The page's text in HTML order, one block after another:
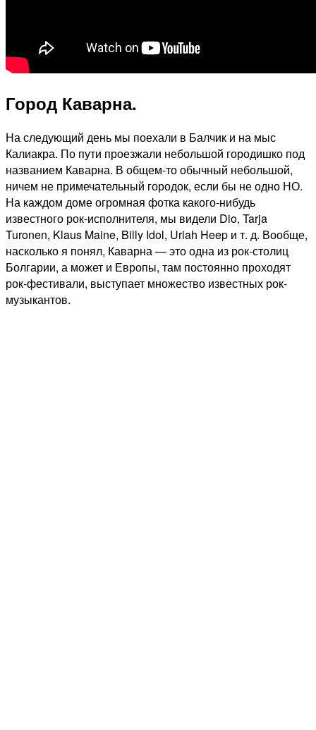
Город Каварна.
На следующий день мы поехали в Балчик и на мыс
Калиакра. По пути проезжали небольшой городишко под
названием Каварна. В общем-то обычный небольшой,
ничем не примечательный городок, если бы не одно НО.
На каждом доме огромная фотка какого-нибудь
известного рок-исполнителя, мы видели Dio, Tarja
Turonen, Klaus Maine, Billy Idol, Uriah Heep и т. д. Вообще,
насколько я понял, Каварна — это одна из рок-столиц
Болгарии, а может и Европы, там постоянно проходят
рок-фестивали, выступает множество известных рок-
музыкантов.